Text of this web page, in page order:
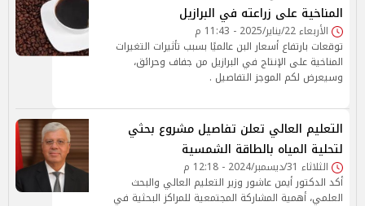
المناخية على زراعته في البرازيل
الأربعاء 22/يناير/2025 - 11:43 م
توقعات بارتفاع أسعار البن عالميًا بسبب تأثيرات التغيرات
المناخية على الإنتاج في البرازيل من جفاف وحرائق،
وسيعرض لكم الموجز التفاصيل .
التعليم العالي تعلن تفاصيل مشروع بحثي
لتحلية المياه بالطاقة الشمسية
الثلاثاء 31/ديسمبر/2024 - 12:18 م
أكد الدكتور أيمن عاشور وزير التعليم العالي والبحث
العلمي، أهمية المشاركة المجتمعية للمراكز البحثية في